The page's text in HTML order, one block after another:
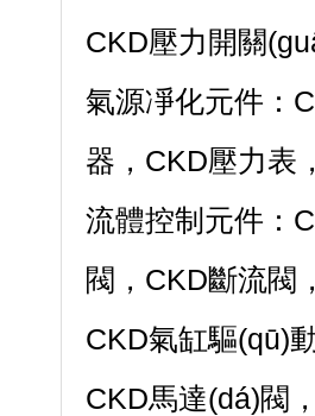
CKD壓力開關
氣源凈化元件：
器，CKD壓力表
流體控制元件：
閥，CKD斷
CKD氣缸驅(qū)動
CKD馬達(dá)閥